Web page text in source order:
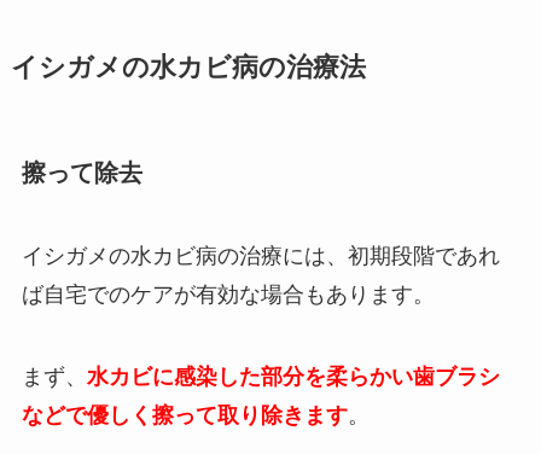
イシガメの水カビ病の治療法
擦って除去
イシガメの水カビ病の治療には、初期段階であれ
ば自宅でのケアが有効な場合もあります。
まず、 水カビに感染した部分を柔らかい歯ブラシ
などで優しく擦って取り除きます。